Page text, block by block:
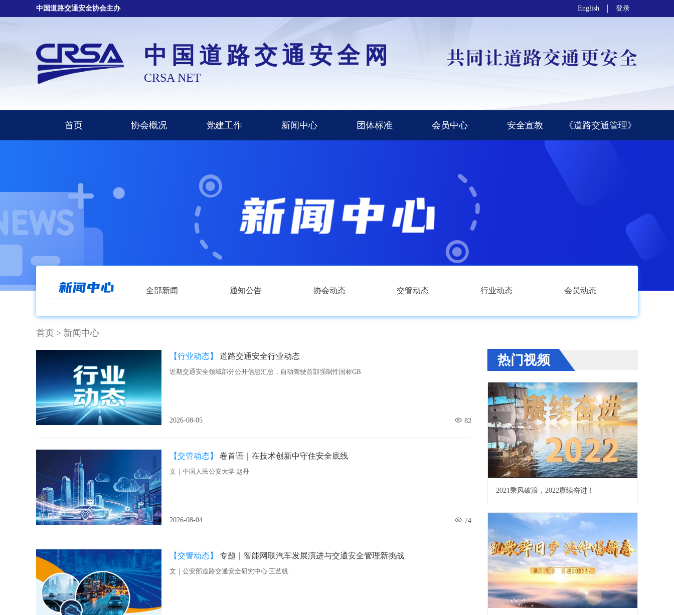
中国道路交通安全协会主办 English 登录
中国道路交通安全网
CRSA NET
首页 协会概况 党建工作 新闻中心 团体标准 会员中心 安全宣教 《道路交通管理》
全部新闻 通知公告 协会动态 交管动态 行业动态 会员动态
首页 > 新闻中心
【行业动态】 道路交通安全行业动态
近期交通安全领域部分公开信息汇总，自动驾驶首部强制性国标GB
2026-08-05 82
【交管动态】 卷首语｜在技术创新中守住安全底线
文｜中国人民公安大学 赵丹
2026-08-04 74
【交管动态】 专题｜​智能网联汽车发展演进与交通安全管理新挑战
文｜公安部道路交通安全研究中心 王艺帆
热门视频
2021乘风破浪，2022赓续奋进！